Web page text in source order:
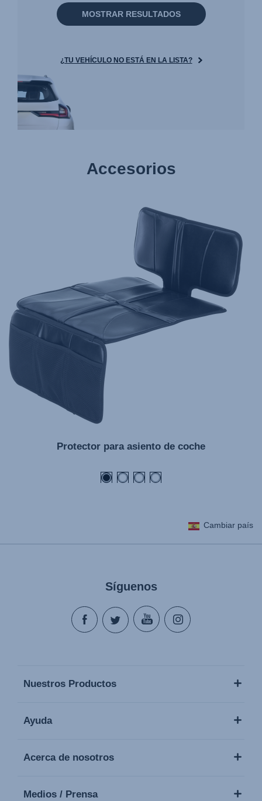
MOSTRAR RESULTADOS
¿TU VEHÍCULO NO ESTÁ EN LA LISTA?
Accesorios
Protector para asiento de coche
Cambiar país
Síguenos
Nuestros Productos
Ayuda
Acerca de nosotros
Medios / Prensa